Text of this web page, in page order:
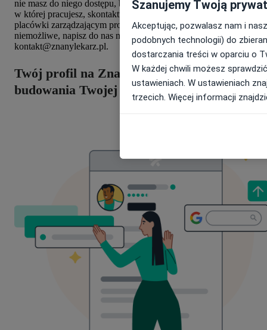
nie masz do niego dostępu, bo został on utworzony przez
w której pracujesz, skontaktuj się bezpośredni z managerem
placówki zarządzającym profilami na ZnanyLekarz lub, jeśli to
niemożliwe, napisz do nas na adres na adres
kontakt@znanylekarz.pl.
Twój profil na ZnanyLekarz będzie
budowania Twojej marki online
Szanujemy Twoją
Akceptując, pozwalasz nam i
podobnych technologii) do
dostarczania treści w oparciu o
W każdej chwili możesz
ustawieniach. W ustawieniach
trzecich. Więcej informacji